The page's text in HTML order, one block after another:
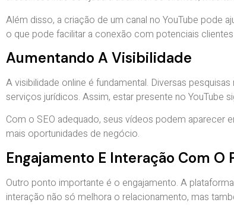
Além disso, a criação de um canal no YouTube pode
o que pode facilitar a conexão com potenciais
Aumentando A Visibilidade
A visibilidade online é fundamental. Diversas
serviços jurídicos. Assim, estar presente no YouTube
Com o SEO adequado, seus vídeos podem aparecer
mais oportunidades de negócio.
Engajamento E Interação Com O
Outro ponto importante é o engajamento. A
interação não só melhora o relacionamento, mas